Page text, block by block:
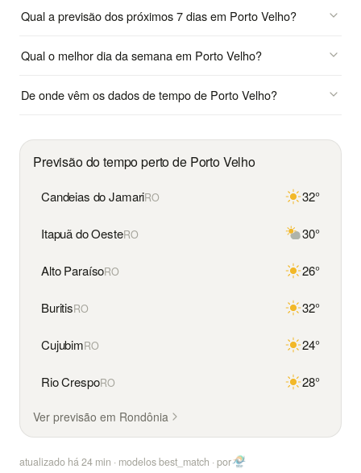
Qual a previsão dos próximos 7 dias em Porto Velho?
Qual o melhor dia da semana em Porto Velho?
De onde vêm os dados de tempo de Porto Velho?
Previsão do tempo perto de Porto Velho
Candeias do JamariRO 32°
Itapuã do OesteRO 30°
Alto ParaísoRO 26°
BuritisRO 32°
CujubimRO 24°
Rio CrespoRO 28°
Ver previsão em Rondônia
atualizado há 24 min · modelos best_match ·por